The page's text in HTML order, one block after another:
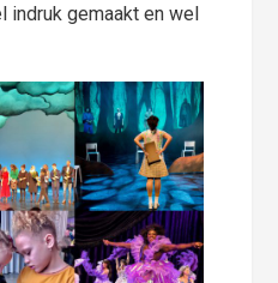
gemaakt en wel